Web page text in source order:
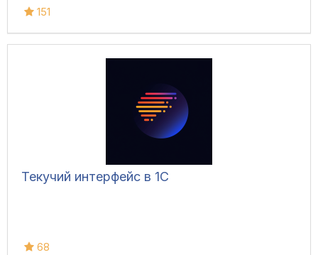
151
Текучий интерфейс в 1С
68